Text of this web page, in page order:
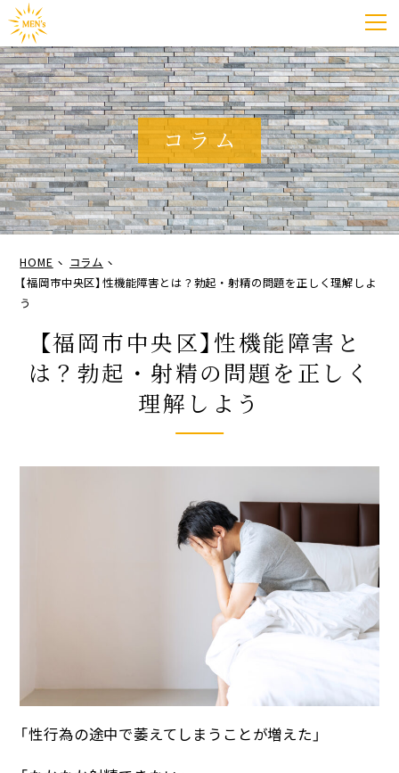
コラム
HOME
コラム
【福岡市中央区】性機能障害とは？勃起・射精の問題を正しく理解しよ
う
【福岡市中央区】性機能障害と
は？勃起・射精の問題を正しく
理解しよう
「性行為の途中で萎えてしまうことが増えた」